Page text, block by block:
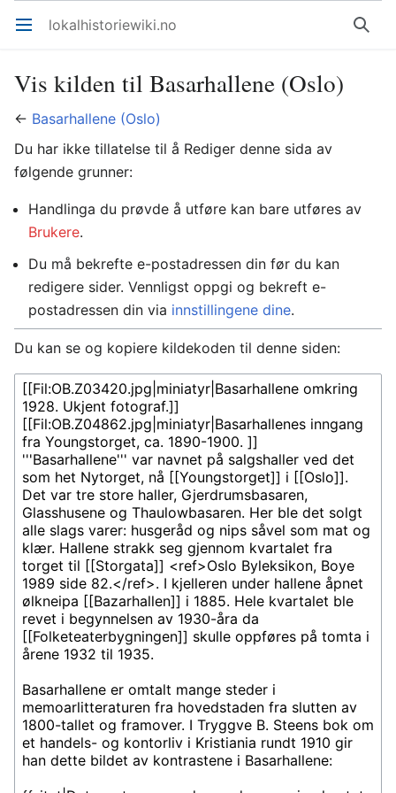
Åpne hovedmenyen lokalhistoriewiki.no Søk
Vis kilden til Basarhallene (Oslo)
← Basarhallene (Oslo)
Du har ikke tillatelse til å Rediger denne sida av
følgende grunner:
Handlinga du prøvde å utføre kan bare utføres av
Brukere.
Du må bekrefte e-postadressen din før du kan
redigere sider. Vennligst oppgi og bekreft e-
postadressen din via innstillingene dine.
Du kan se og kopiere kildekoden til denne siden: